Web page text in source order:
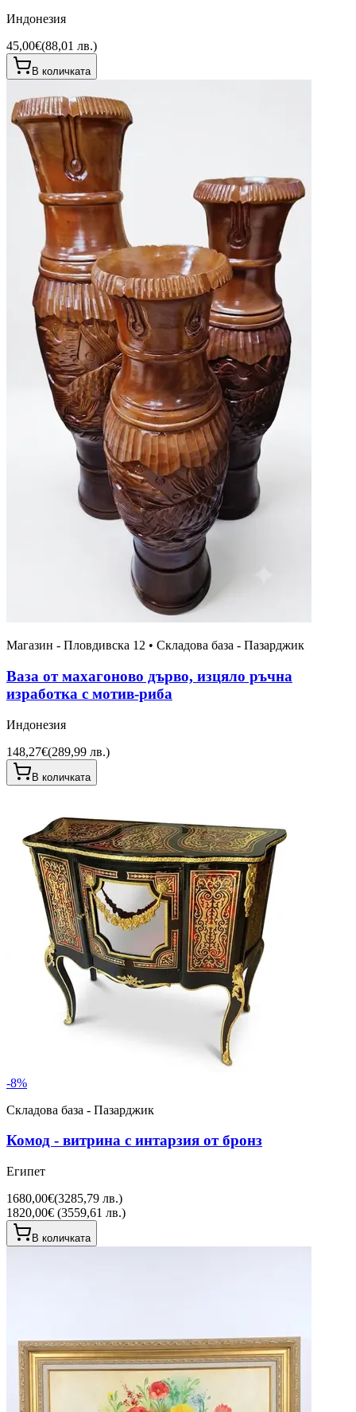
Индонезия
45,00€(88,01 лв.)
В количката
Магазин - Пловдивска 12 • Складова база - Пазарджик
Ваза от махагоново дърво, изцяло ръчна
изработка с мотив-риба
Индонезия
148,27€(289,99 лв.)
В количката
-8%
Складова база - Пазарджик
Комод - витрина с интарзия от бронз
Египет
1680,00€(3285,79 лв.)
1820,00€ (3559,61 лв.)
В количката